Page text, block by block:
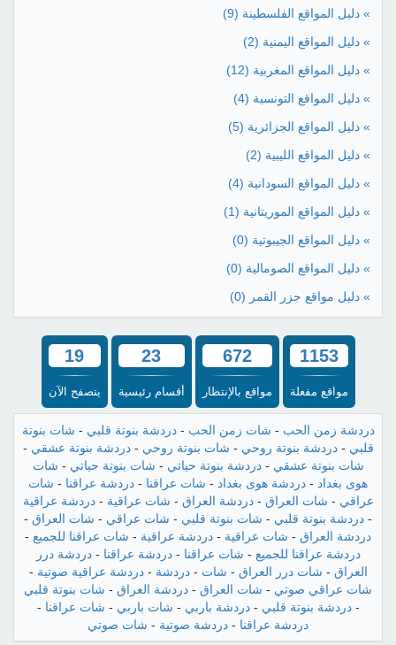
» دليل المواقع الفلسطينة (9)
» دليل المواقع اليمنية (2)
» دليل المواقع المغربية (12)
» دليل المواقع التونسية (4)
» دليل المواقع الجزائرية (5)
» دليل المواقع الليبية (2)
» دليل المواقع السودانية (4)
» دليل المواقع الموريتانية (1)
» دليل المواقع الجيبوتية (0)
» دليل المواقع الصومالية (0)
» دليل مواقع جزر القمر (0)
1153
مواقع مفعلة
672
مواقع بالإنتظار
23
أقسام رئيسية
19
يتصفح الآن
دردشة زمن الحب - شات زمن الحب -دردشة بنوتة قلبي - شات بنوتة
قلبي -دردشة بنوتة روحي - شات بنوتة روحي -دردشة بنوتة عشقي -
شات بنوتة عشقي -دردشة بنوتة حياتي - شات بنوتة حياتي - شات
هوى بغداد - دردشة هوى بغداد - شات عراقنا - دردشة عراقنا - شات
عراقي - شات العراق -دردشة العراق - شات عراقية -دردشة عراقية
- دردشة بنوتة قلبي - شات بنوتة قلبي - شات عراقي - شات العراق -
دردشة العراق - شات عراقية - دردشة عراقية - شات عراقنا للجميع -
دردشة عراقنا للجميع - شات عراقنا -دردشة عراقنا -دردشة درر
العراق - شات درر العراق - شات -دردشة -دردشة عراقية صوتية -
شات عراقي صوتي - شات العراق - دردشة العراق - شات بنوتة قلبي
-دردشة بنوتة قلبي -دردشة باربي - شات باربي - شات عراقنا -
دردشة عراقنا - دردشة صوتية - شات صوتي